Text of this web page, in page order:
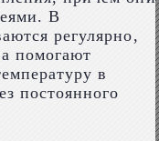
В
регулярно,
помогают
в
постоянного